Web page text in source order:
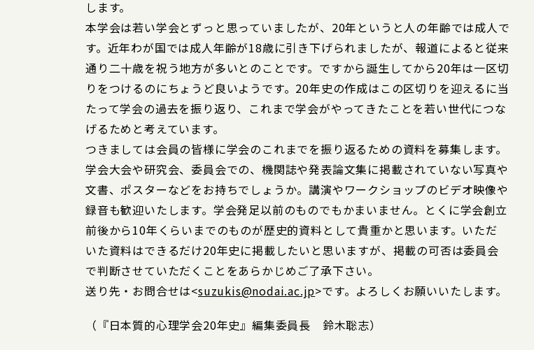
します。
本学会は若い学会とずっと思っていましたが、20年というと人の年齢では成人で
す。近年わが国では成人年齢が18歳に引き下げられましたが、報道によると従来
通り二十歳を祝う地方が多いとのことです。ですから誕生してから20年は一区切
りをつけるのにちょうど良いようです。20年史の作成はこの区切りを迎えるに当
たって学会の過去を振り返り、これまで学会がやってきたことを若い世代につな
げるためと考えています。
つきましては会員の皆様に学会のこれまでを振り返るための資料を募集します。
学会大会や研究会、委員会での、機関誌や発表論文集に掲載されていない写真や
文書、ポスターなどをお持ちでしょうか。講演やワークショップのビデオ映像や
録音も歓迎いたします。学会発足以前のものでもかまいません。とくに学会創立
前後から10年くらいまでのものが歴史的資料として貴重かと思います。いただ
いた資料はできるだけ20年史に掲載したいと思いますが、掲載の可否は委員会
で判断させていただくことをあらかじめご了承下さい。
送り先・お問合せは<suzukis@nodai.ac.jp>です。よろしくお願いいたします。
（『日本質的心理学会20年史』編集委員長 鈴木聡志）